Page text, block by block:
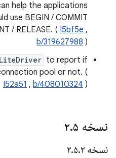
help the applications
use BEGIN / COMMIT
/ RELEASE. ( I5bf5e ,
b/319627988 )
to report if
pool or not. (
I52a51 , b/408010324 )
نسخه ۲ .۵
نسخه ۲ .۵.۲